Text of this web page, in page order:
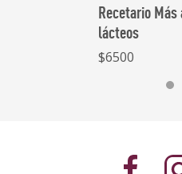
Recetario
lácteos
$6500